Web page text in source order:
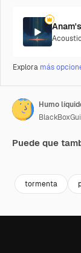
Acoustic
Explora más
Puede que
tormenta